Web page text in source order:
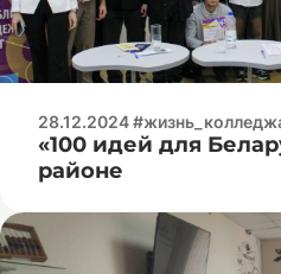
28.12.2024
«100 идей для
районе